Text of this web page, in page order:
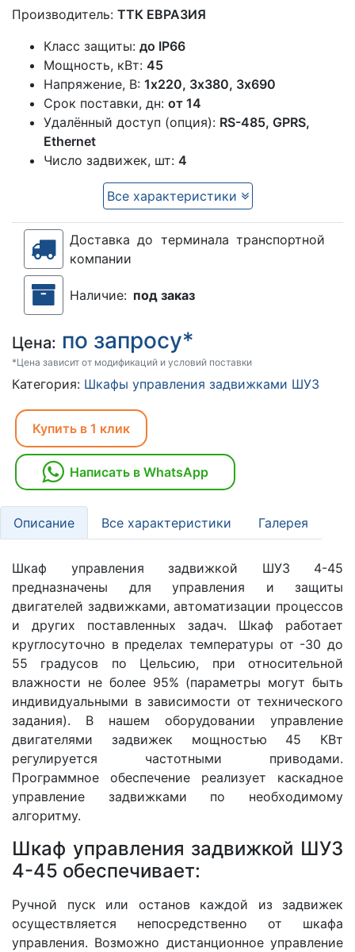
Производитель: ТТК ЕВРАЗИЯ
Класс защиты: до IP66
Мощность, кВт: 45
Напряжение, В: 1x220, 3х380, 3х690
Срок поставки, дн: от 14
Удалённый доступ (опция): RS-485, GPRS,
Ethernet
Число задвижек, шт: 4
Все характеристики
Доставка до терминала транспортной
компании
Наличие: под заказ
Цена: по запросу*
*Цена зависит от модификаций и условий поставки
Категория: Шкафы управления задвижками ШУЗ
Купить в 1 клик
Написать в WhatsApp
Описание Все характеристики Галерея
Шкаф управления задвижкой ШУЗ 4-45
предназначены для управления и защиты
двигателей задвижками, автоматизации процессов
и других поставленных задач. Шкаф работает
круглосуточно в пределах температуры от -30 до
55 градусов по Цельсию, при относительной
влажности не более 95% (параметры могут быть
индивидуальными в зависимости от технического
задания). В нашем оборудовании управление
двигателями задвижек мощностью 45 КВт
регулируется частотными приводами.
Программное обеспечение реализует каскадное
управление задвижками по необходимому
алгоритму.
Шкаф управления задвижкой ШУЗ
4-45 обеспечивает:
Ручной пуск или останов каждой из задвижек
осуществляется непосредственно от шкафа
управления. Возможно дистанционное управление